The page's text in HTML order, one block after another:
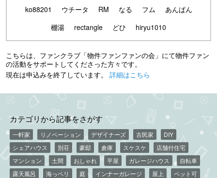
ko88201
ウチータ RM なる フム
あんぱん
棚湯
rectangle どひ hiryu1010
こちらは、ファンクラブ「物件ファンファンの会」にて物件ファン
の活動をサポートしてくださった方々です。
現在は申込みを終了しています。 詳細はこちら
カテゴリから記事をさがす
一軒家 リノベーション デザイナーズ 古民家
DIY
シェアハウス
別荘 豪邸 倉庫 スケスケ
店舗付住宅
マンション
土間 おしゃれ 平屋 ガレージハウス
自転車
露天風呂
海っペリ 庭 インナーガレージ 屋上
ペット可